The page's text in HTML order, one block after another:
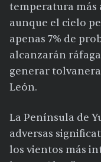
temperatura más
aunque el cielo
apenas 7% de
alcanzarán
generar
León.
La Península de
adversas
los vientos más